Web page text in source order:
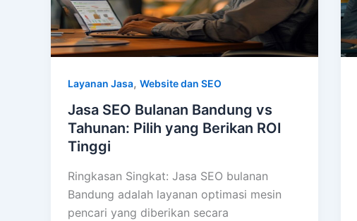
Layanan Jasa, Website dan SEO
Jasa SEO Bulanan Bandung vs
Tahunan: Pilih yang Berikan ROI
Tinggi
Ringkasan Singkat: Jasa SEO bulanan
Bandung adalah layanan optimasi mesin
pencari yang diberikan secara